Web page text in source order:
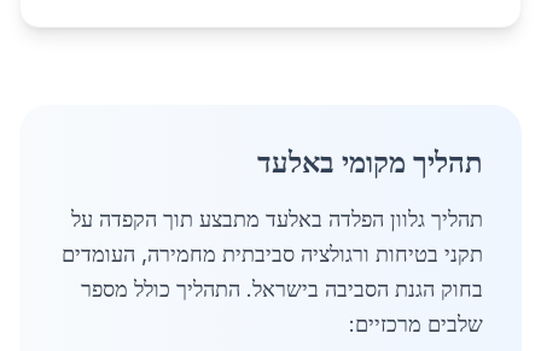
תהליך מקומי באלעד
תהליך גלוון הפלדה באלעד מתבצע תוך הקפדה על
תקני בטיחות ורגולציה סביבתית מחמירה, העומדים
בחוק הגנת הסביבה בישראל. התהליך כולל מספר
שלבים מרכזיים: